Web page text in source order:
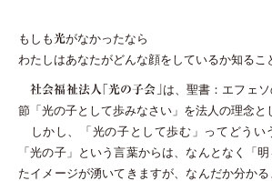
もしも光がなかったなら
わたしはあなたがどんな顔をしているか知るこ
社会福祉法人「光の子会」 は、聖書：エフェ
節「光の子として歩みなさい」を法人の理念と
しかし、「光の子として歩む」ってどうい
「光の子」という言葉からは、なんとなく「
たイメージが湧いてきますが、なんだか分か